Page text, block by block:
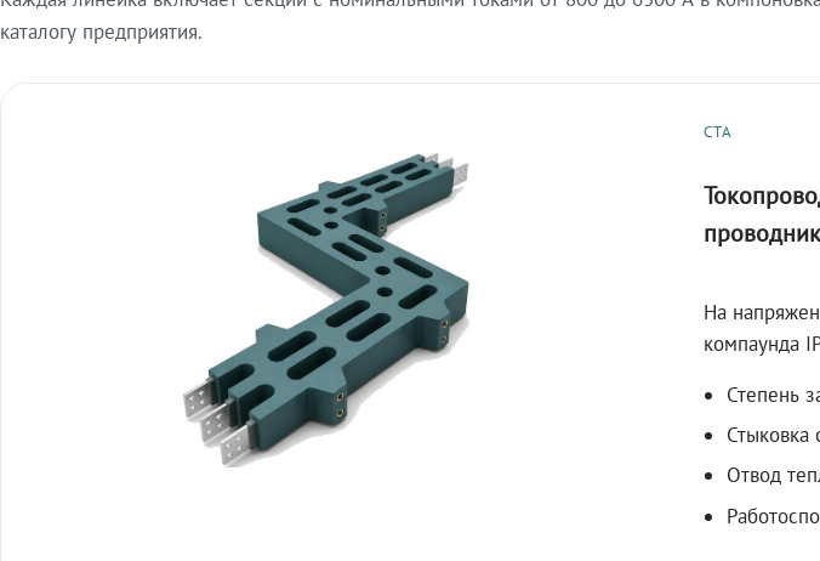
каталогу предприятия.
СТА
На
компаунда
Степень
Отвод